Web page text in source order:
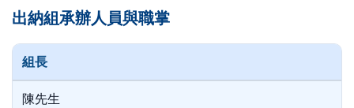
出納組承辦人員與職掌
組長
陳先生